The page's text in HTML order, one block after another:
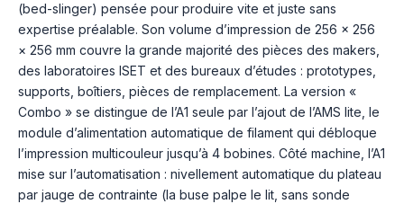
(bed-slinger) pensée pour produire vite et juste sans
expertise préalable. Son volume d’impression de 256 × 256
× 256 mm couvre la grande majorité des pièces des makers,
des laboratoires ISET et des bureaux d’études : prototypes,
supports, boîtiers, pièces de remplacement. La version «
Combo » se distingue de l’A1 seule par l’ajout de l’AMS lite, le
module d’alimentation automatique de filament qui débloque
l’impression multicouleur jusqu’à 4 bobines. Côté machine, l’A1
mise sur l’automatisation : nivellement automatique du plateau
par jauge de contrainte (la buse palpe le lit, sans sonde